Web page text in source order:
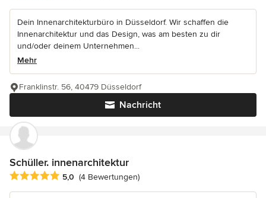
Dein Innenarchitekturbüro in Düsseldorf. Wir schaffen die
Innenarchitektur und das Design, was am besten zu dir
und/oder deinem Unternehmen...
Mehr
Nachricht
Franklinstr. 56, 40479 Düsseldorf
Schüller. innenarchitektur
Durchschnittliche Bewertung: 5 von 5 Sternen
5,0 (4 Bewertungen)